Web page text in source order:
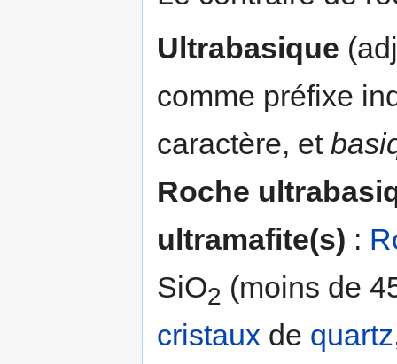
Ultrabasique
comme préfixe
caractère, et
Roche
ultramafite(s) :
SiO2 (moins de
cristaux de quartz